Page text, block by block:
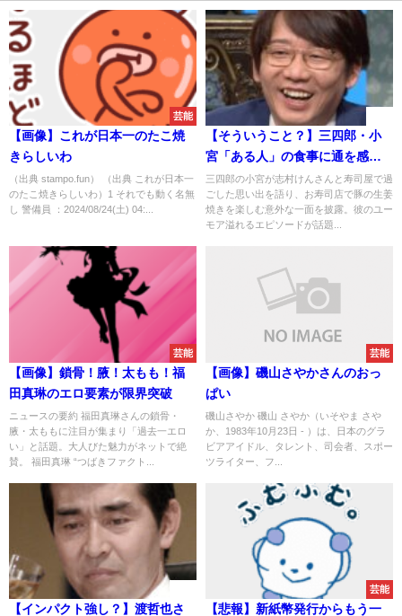
芸能
【画像】これが日本一のたこ焼
きらしいわ
（出典 stampo.fun） （出典 これが日本一
のたこ焼きらしいわ）1 それでも動く名無
し 警備員 ：2024/08/24(土) 04:...
【そういうこと？】三四郎・小
宮「ある人」の食事に通を感じ
ることに
三四郎の小宮が志村けんさんと寿司屋で過
ごした思い出を語り、お寿司店で豚の生姜
焼きを楽しむ意外な一面を披露。彼のユー
モア溢れるエピソードが話題...
芸能
【画像】鎖骨！腋！太もも！福
田真琳のエロ要素が限界突破
ニュースの要約 福田真琳さんの鎖骨・
腋・太ももに注目が集まり「過去一エロ
い」と話題。大人びた魅力がネットで絶
賛。 福田真琳 “つばきファクト...
芸能
【画像】磯山さやかさんのおっ
ぱい
磯山さやか 磯山 さやか（いそやま さや
か、1983年10月23日 - ）は、日本のグラ
ビアアイドル、タレント、司会者、スポー
ツライター、フ...
【インパクト強し？】渡哲也さ
芸能
【悲報】新紙幣発行からもう一